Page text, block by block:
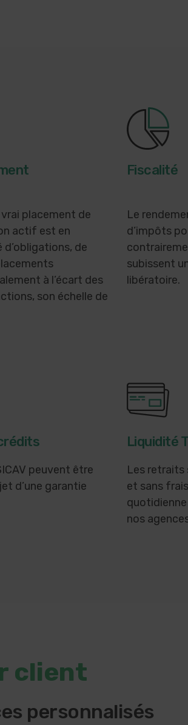
vrai placement de
actif est en
de
à l’écart des
son échelle de
Fiscalité
Le
d’impôts
subissent
libératoire.
peuvent être
d’une garantie
Liquidité
Les retraits
et sans
nos
client
personnalisés